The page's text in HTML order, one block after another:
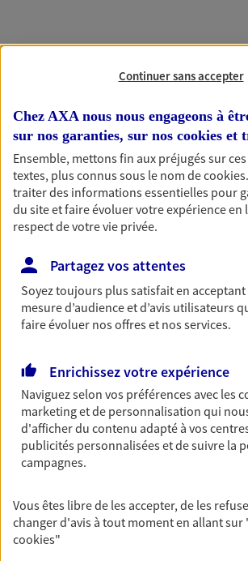
Nos offres phares
Épargne
Réalisez vos projets grâce à votre
immobilier, études des enfants ou
du monde… Épargnez à votre
simplement, selon votre profil.
Découvrir les offres Épargne
Retraite
votre vie avec les conseils d'un
notre solution PER (Plan Epargne
spécialement conçue pour la
Découvrir l'offre Retraite
Prévoyance
Pour un avenir serein, assurez-
contrat prévoyance. Préservez vos
d'accident ou de maladie en optant
garanties incapacité temporaire
Continuer sans accepter
Chez AXA nous nous engageons à
sur nos garanties, sur nos cookies et
Ensemble, mettons fin aux préjugés sur
textes, plus connus sous le nom decookies
traiter des informations essentielles pour
du site et faire évoluer votre expérience en
respect de votre vie privée.
Partagez vos attentes
Soyez toujours plus satisfait en acceptant
mesure d’audience et d’avis utilisateurs
faire évoluer nos offres et nos services.
Enrichissez votre expérience
Naviguez selon vos préférences avec les
marketing et de personnalisation qui
d'afficher du contenu adapté à vos
publicités personnalisées et de suivre la
campagnes.
Vous êtes libre de les accepter, de les
changer d'avis à tout moment en allant sur
cookies"